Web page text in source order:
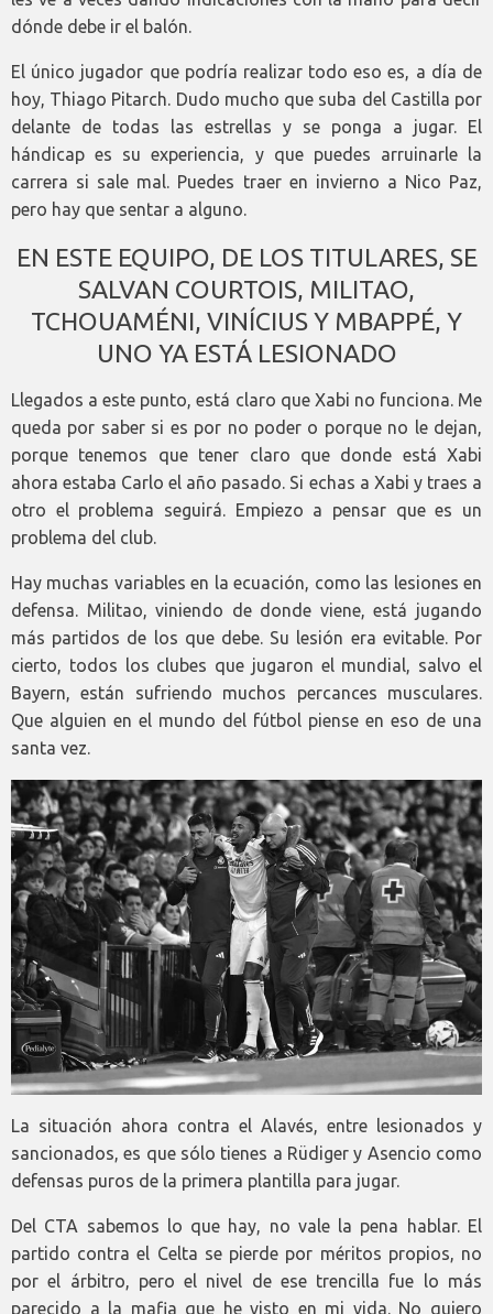
dónde debe ir el balón.
El único jugador que podría realizar todo eso es, a día de
hoy, Thiago Pitarch. Dudo mucho que suba del Castilla por
delante de todas las estrellas y se ponga a jugar. El
hándicap es su experiencia, y que puedes arruinarle la
carrera si sale mal. Puedes traer en invierno a Nico Paz,
pero hay que sentar a alguno.
EN ESTE EQUIPO, DE LOS TITULARES, SE
SALVAN COURTOIS, MILITAO,
TCHOUAMÉNI, VINÍCIUS Y MBAPPÉ, Y
UNO YA ESTÁ LESIONADO
Llegados a este punto, está claro que Xabi no funciona. Me
queda por saber si es por no poder o porque no le dejan,
porque tenemos que tener claro que donde está Xabi
ahora estaba Carlo el año pasado. Si echas a Xabi y traes a
otro el problema seguirá. Empiezo a pensar que es un
problema del club.
Hay muchas variables en la ecuación, como las lesiones en
defensa. Militao, viniendo de donde viene, está jugando
más partidos de los que debe. Su lesión era evitable. Por
cierto, todos los clubes que jugaron el mundial, salvo el
Bayern, están sufriendo muchos percances musculares.
Que alguien en el mundo del fútbol piense en eso de una
santa vez.
La situación ahora contra el Alavés, entre lesionados y
sancionados, es que sólo tienes a Rüdiger y Asencio como
defensas puros de la primera plantilla para jugar.
Del CTA sabemos lo que hay, no vale la pena hablar. El
partido contra el Celta se pierde por méritos propios, no
por el árbitro, pero el nivel de ese trencilla fue lo más
parecido a la mafia que he visto en mi vida. No quiero